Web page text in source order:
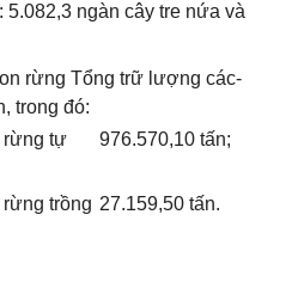
ngàn cây tre nứa và
rừng Tổng trữ lượng các-
trong đó:
rừng tự
976.570,10 tấn;
trồng 27.159,50 tấn.